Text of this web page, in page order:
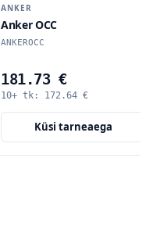
ANKER
Anker OCC
ANKEROCC
181.73 €
10+ tk: 172.64 €
Küsi tarneaega